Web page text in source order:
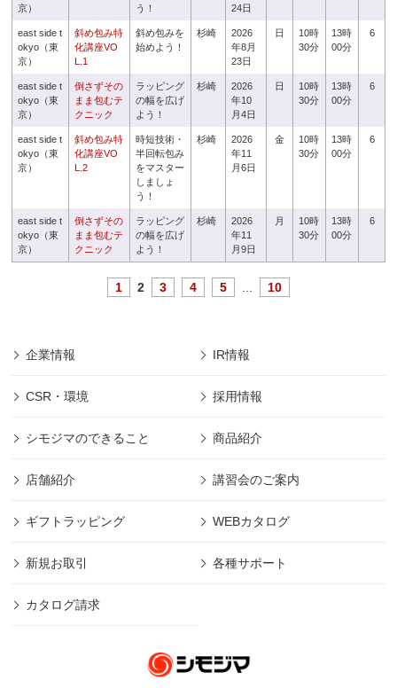
京）
う！
24日
east side t
okyo（東
京）
斜め包み特
化講座VO
L.1
斜め包みを
始めよう！
杉崎
2026
年8月
23日
日
10時
30分
13時
00分
6
east side t
okyo（東
京）
倒さずその
まま包むテ
クニック
ラッピング
の幅を広げ
よう！
杉崎
2026
年10
月4日
日
10時
30分
13時
00分
6
east side t
okyo（東
京）
斜め包み特
化講座VO
L.2
時短技術・
半回転包み
をマスター
しましょ
う！
杉崎
2026
年11
月6日
金
10時
30分
13時
00分
6
east side t
okyo（東
京）
倒さずその
まま包むテ
クニック
ラッピング
の幅を広げ
よう！
杉崎
2026
年11
月9日
月
10時
30分
13時
00分
6
1 2 3 4 5 10
企業情報 IR情報
CSR・環境 採用情報
シモジマのできること 商品紹介
店舗紹介 講習会のご案内
ギフトラッピング WEBカタログ
新規お取引 各種サポート
カタログ請求